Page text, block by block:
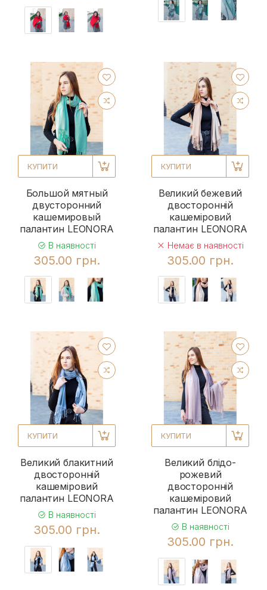
КУПИТИ
Большой мятный
двусторонний
кашемировый
палантин LEONORA
В наявності
305.00 грн.
КУПИТИ
Великий бежевий
двосторонній
кашеміровий
палантин LEONORA
Немає в наявності
305.00 грн.
КУПИТИ
Великий блакитний
двосторонній
кашеміровий
палантин LEONORA
В наявності
305.00 грн.
КУПИТИ
Великий блідо-
рожевий
двосторонній
кашеміровий
палантин LEONORA
В наявності
305.00 грн.